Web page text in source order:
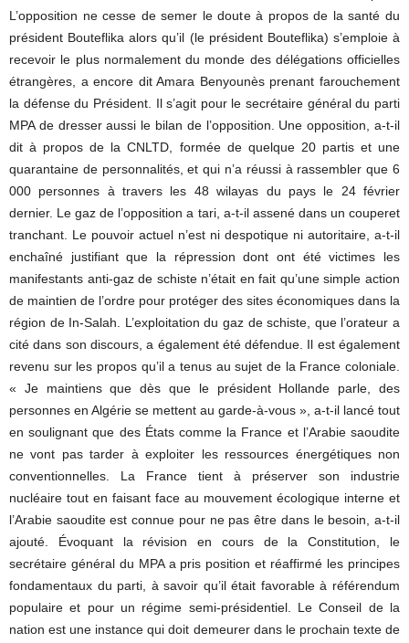
L’opposition ne cesse de semer le doute à propos de la santé du
président Bouteflika alors qu’il (le président Bouteflika) s’emploie à
recevoir le plus normalement du monde des délégations officielles
étrangères, a encore dit Amara Benyounès prenant farouchement
la défense du Président. Il s’agit pour le secrétaire général du parti
MPA de dresser aussi le bilan de l’opposition. Une opposition, a-t-il
dit à propos de la CNLTD, formée de quelque 20 partis et une
quarantaine de personnalités, et qui n’a réussi à rassembler que 6
000 personnes à travers les 48 wilayas du pays le 24 février
dernier. Le gaz de l’opposition a tari, a-t-il assené dans un couperet
tranchant. Le pouvoir actuel n’est ni despotique ni autoritaire, a-t-il
enchaîné justifiant que la répression dont ont été victimes les
manifestants anti-gaz de schiste n’était en fait qu’une simple action
de maintien de l’ordre pour protéger des sites économiques dans la
région de In-Salah. L’exploitation du gaz de schiste, que l’orateur a
cité dans son discours, a également été défendue. Il est également
revenu sur les propos qu’il a tenus au sujet de la France coloniale.
« Je maintiens que dès que le président Hollande parle, des
personnes en Algérie se mettent au garde-à-vous », a-t-il lancé tout
en soulignant que des États comme la France et l’Arabie saoudite
ne vont pas tarder à exploiter les ressources énergétiques non
conventionnelles. La France tient à préserver son industrie
nucléaire tout en faisant face au mouvement écologique interne et
l’Arabie saoudite est connue pour ne pas être dans le besoin, a-t-il
ajouté. Évoquant la révision en cours de la Constitution, le
secrétaire général du MPA a pris position et réaffirmé les principes
fondamentaux du parti, à savoir qu’il était favorable à référendum
populaire et pour un régime semi-présidentiel. Le Conseil de la
nation est une instance qui doit demeurer dans le prochain texte de